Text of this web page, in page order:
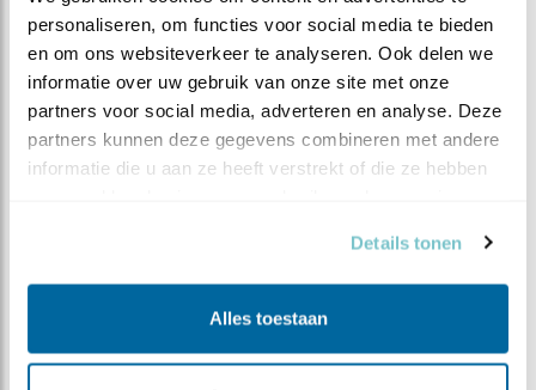
personaliseren, om functies voor social media te bieden
en om ons websiteverkeer te analyseren. Ook delen we
informatie over uw gebruik van onze site met onze
partners voor social media, adverteren en analyse. Deze
partners kunnen deze gegevens combineren met andere
informatie die u aan ze heeft verstrekt of die ze hebben
Details tonen
Alles toestaan
dat ik aan het schrijven ben en dat komend najaar
uitkomt.